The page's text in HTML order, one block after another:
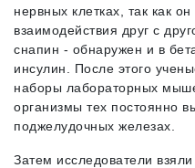
нервных клетках, так как
взаимодействия друг с
снапин - обнаружен и в
инсулин. После этого
наборы лабораторных
организмы тех постоянно
поджелудочных железах.
Затем исследователи